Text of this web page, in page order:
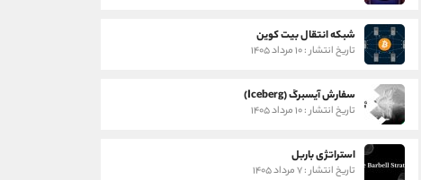
شبکه انتقال بیت کوین
تاریخ انتشار : ۱۰ مرداد ۱۴۰۵
سفارش آیسبرگ (Iceberg)
تاریخ انتشار : ۱۰ مرداد ۱۴۰۵
استراتژی باربل
تاریخ انتشار : ۷ مرداد ۱۴۰۵